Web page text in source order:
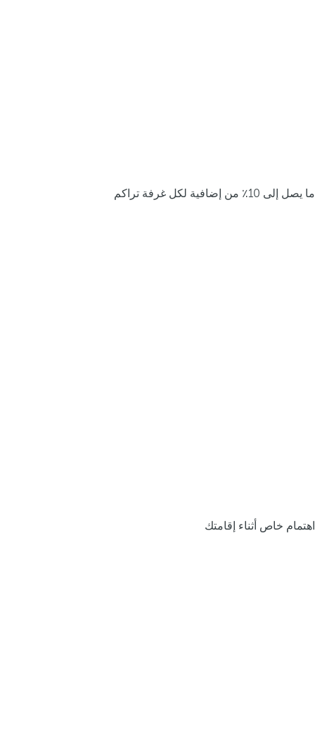
ما يصل إلى 10٪ من إضافية لكل غرفة تراكم
اهتمام خاص أثناء إقامتك